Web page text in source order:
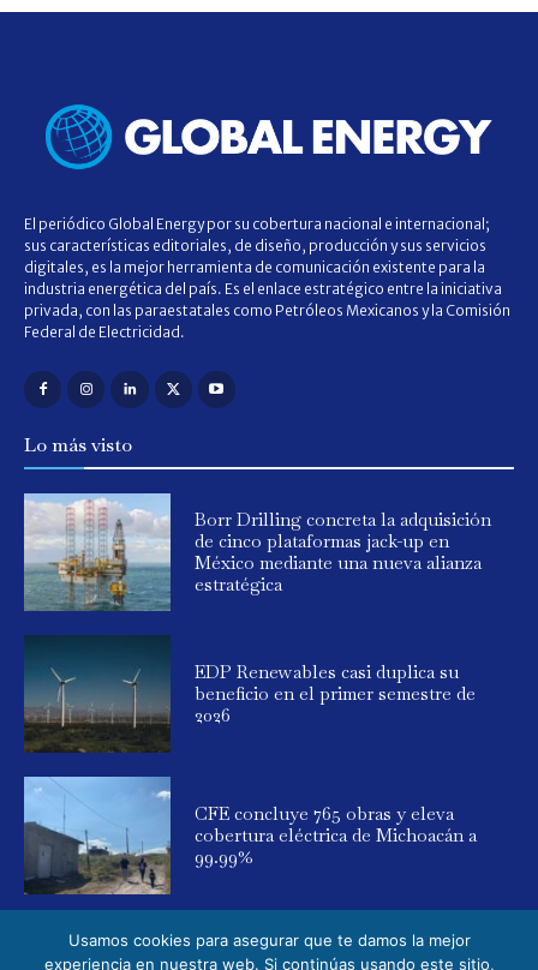
El periódico Global Energy por su cobertura nacional e internacional;
sus características editoriales, de diseño, producción y sus servicios
digitales, es la mejor herramienta de comunicación existente para la
industria energética del país. Es el enlace estratégico entre la iniciativa
privada, con las paraestatales como Petróleos Mexicanos y la Comisión
Federal de Electricidad.
Lo más visto
Borr Drilling concreta la adquisición
de cinco plataformas jack-up en
México mediante una nueva alianza
estratégica
EDP Renewables casi duplica su
beneficio en el primer semestre de
2026
CFE concluye 765 obras y eleva
cobertura eléctrica de Michoacán a
99.99%
Usamos cookies para asegurar que te damos la mejor
experiencia en nuestra web. Si continúas usando este sitio,